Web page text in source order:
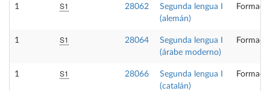
1 S1 28062
Segunda lengua I
(alemán)
1 S1 28064
Segunda lengua I
(árabe moderno)
1 S1 28066
Segunda lengua I
(catalán)